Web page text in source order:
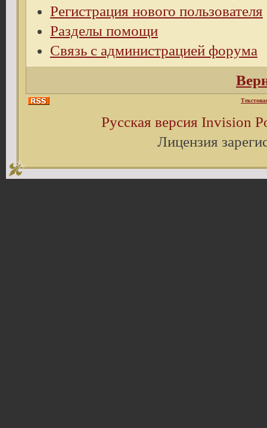
Регистрация нового пользователя
Разделы помощи
Связь с администрацией форума
Русская версия Invision
Лицензия